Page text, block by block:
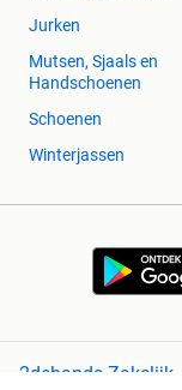
Jurken
Mutsen, Sjaals en
Handschoenen
Schoenen
Winterjassen
2dehands Zakelijk